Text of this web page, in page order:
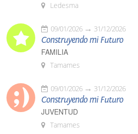
Ledesma
09/01/2026 31/12/2026
Construyendo mi Futuro
FAMILIA
Tamames
09/01/2026 31/12/2026
Construyendo mi Futuro
JUVENTUD
Tamames